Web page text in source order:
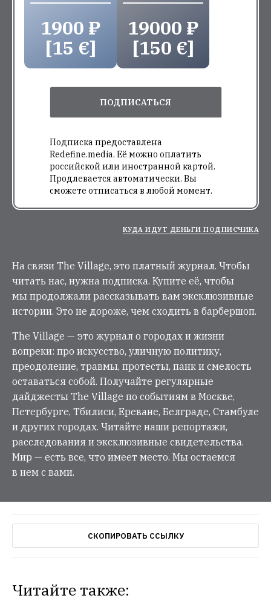
1900 ₽
[15 €]
19000 ₽
[150 €]
ПОДПИСАТЬСЯ
Подписка предоставлена
Redefine.media. Её можно оплатить
российской или иностранной картой.
Продлевается автоматически. Вы
сможете отписаться в любой момент.
КУДА ИДУТ ДЕНЬГИ ПОДПИСЧИКА
На связи The Village, это платный журнал. Чтобы
читать нас, нужна подписка. Купите её, чтобы
мы продолжали рассказывать вам эксклюзивные
истории. Это не дороже, чем сходить в барбершоп.
The Village — это журнал о городах и жизни
вопреки: про искусство, уличную политику,
преодоление, травмы, протесты, панк и смелость
оставаться собой. Получайте регулярные
дайджесты The Village по событиям в Москве,
Петербурге, Тбилиси, Ереване, Белграде, Стамбуле
и других городах. Читайте наши репортажи,
расследования и эксклюзивные свидетельства.
Мир — есть все, что имеет место. Мы остаемся
в нем с вами.
СКОПИРОВАТЬ ССЫЛКУ
Читайте также: